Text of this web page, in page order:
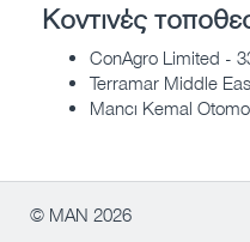
Κοντινές
ConAgro Limited -
Terramar Middle
Mancı Kemal
© MAN 2026